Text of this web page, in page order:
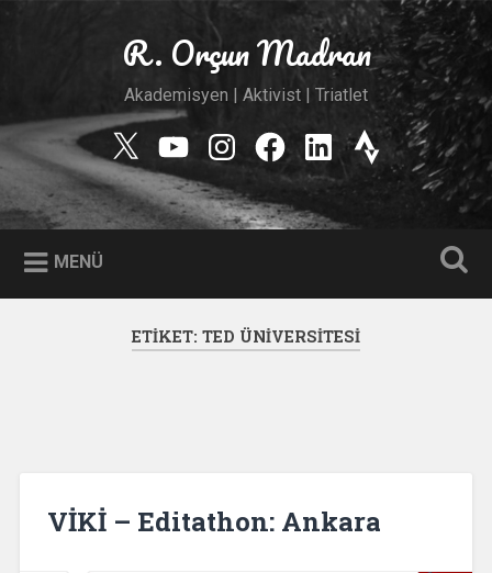
R. Orçun Madran
Akademisyen | Aktivist | Triatlet
TwitterYouTube
Instagram
Facebook
Linkedin
Strava
MENÜ
ETIKET: TED ÜNIVERSITESI
VİKİ – Editathon: Ankara